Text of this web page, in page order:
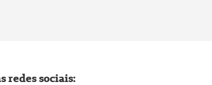
redes sociais: